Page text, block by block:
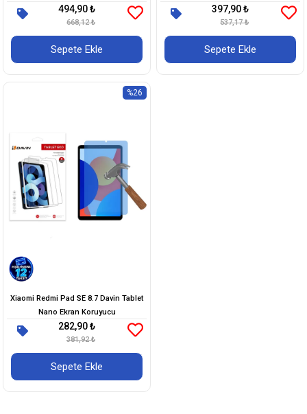
494,90 ₺
668,12 ₺
Sepete Ekle
Koruyucu
397,90 ₺
537,17 ₺
Sepete Ekle
Xiaomi Redmi Pad SE 8.7 Davin Tablet
Nano Ekran Koruyucu
282,90 ₺
381,92 ₺
Sepete Ekle
%26